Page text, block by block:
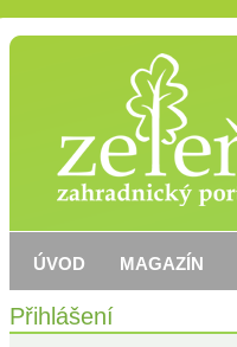
Přihlášení
ÚVOD MAGAZÍN